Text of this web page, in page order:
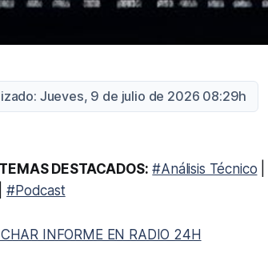
Jueves, 9 de julio de 2026 08:29h
TEMAS DESTACADOS: #Análisis Técnico
|#Podcast
INFORME EN RADIO 24H